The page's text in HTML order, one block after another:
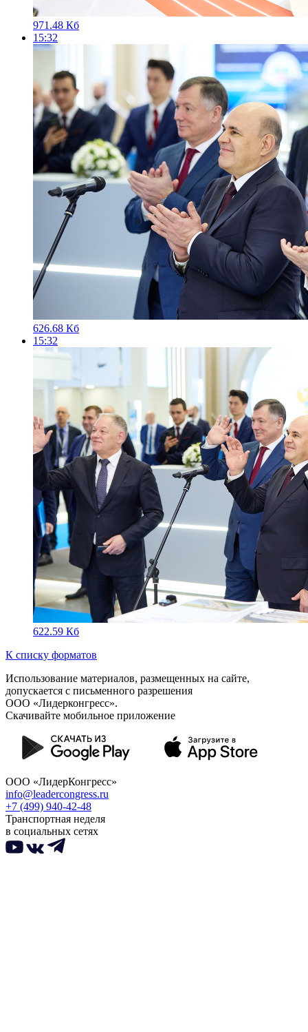
971.48 Кб
15:32
626.68 Кб
15:32
622.59 Кб
К списку форматов
Использование материалов, размещенных на сайте,
допускается с письменного разрешения
ООО «Лидерконгресс».
Скачивайте мобильное приложение
ООО «ЛидерКонгресс»
info@leadercongress.ru
+7 (499) 940-42-48
Транспортная неделя
в социальных сетях